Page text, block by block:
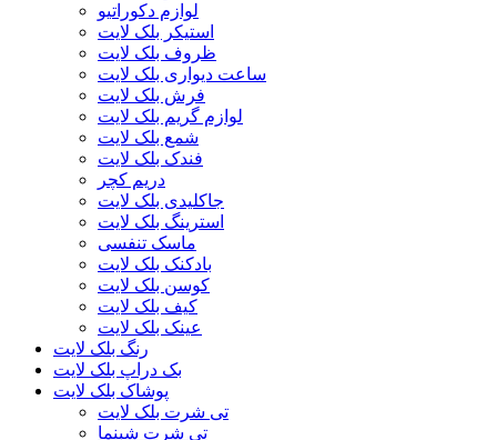
لوازم دکوراتیو
استیکر بلک لایت
ظروف بلک لایت
ساعت دیواری بلک لایت
فرش بلک لایت
لوازم گریم بلک لایت
شمع بلک لایت
فندک بلک لایت
دریم کچر
جاکلیدی بلک لایت
استرینگ بلک لایت
ماسک تنفسی
بادکنک بلک لایت
کوسن بلک لایت
کیف بلک لایت
عینک بلک لایت
رنگ بلک لایت
بک دراپ بلک لایت
پوشاک بلک لایت
تی شرت بلک لایت
تی شرت شبنما